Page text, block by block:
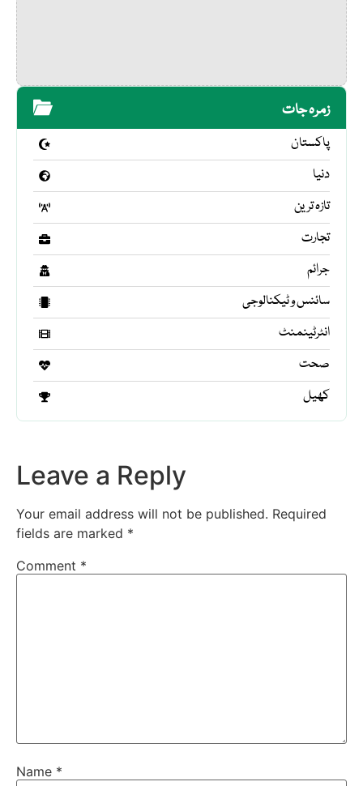
زمرہ جات
پاکستان
دنیا
تازہ ترین
تجارت
جرائم
سائنس و ٹیکنالوجی
انٹرٹینمنٹ
صحت
کھیل
Leave a Reply
Your email address will not be published. Required
fields are marked *
Comment *
Name *